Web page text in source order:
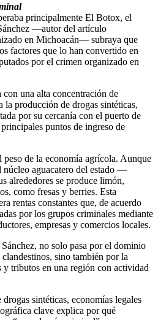
principalmente El Botox, el
—autor del artículo
en Michoacán— subraya que
factores que lo han convertido en
por el crimen organizado en
con una alta concentración de
la producción de drogas sintéticas,
por su cercanía con el puerto de
puntos de ingreso de
peso de la economía agrícola. Aunque
aguacatero del estado —
alrededores se produce limón,
como fresas y berries. Esta
rentas constantes que, de acuerdo
por los grupos criminales mediante
empresas y comercios locales.
no solo pasa por el dominio
sino también por la
y tributos en una región con actividad
sintéticas, economías legales
clave explica por qué